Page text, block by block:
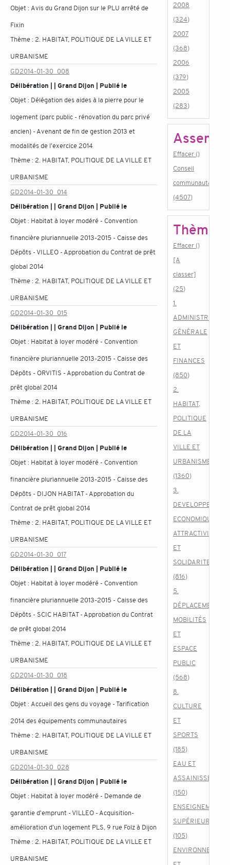
Objet : Avis du Grand Dijon sur le PLU arrêté de
Fixin
Thème : 2. HABITAT, POLITIQUE DE LA VILLE ET
URBANISME
GD2014-01-30_008
Délibération | | Grand Dijon | Publié le
Objet : Délégation des aides à la pierre pour le
logement (parc public - rénovation du parc privé
ancien) - Avenant de fin de gestion 2013 et
modalités de l'exercice 2014
Thème : 2. HABITAT, POLITIQUE DE LA VILLE ET
URBANISME
GD2014-01-30_014
Délibération | | Grand Dijon | Publié le
Objet : Habitat à loyer modéré - Convention
financière pluriannuelle 2013-2015 - Caisse des
Dépôts - VILLEO - Approbation du Contrat de prêt
global 2014
Thème : 2. HABITAT, POLITIQUE DE LA VILLE ET
URBANISME
GD2014-01-30_015
Délibération | | Grand Dijon | Publié le
Objet : Habitat à loyer modéré - Convention
financière pluriannuelle 2013-2015 - Caisse des
Dépôts - ORVITIS - Approbation du Contrat de
prêt global 2014
Thème : 2. HABITAT, POLITIQUE DE LA VILLE ET
URBANISME
GD2014-01-30_016
Délibération | | Grand Dijon | Publié le
Objet : Habitat à loyer modéré - Convention
financière pluriannuelle 2013-2015 - Caisse des
Dépôts - DIJON HABITAT - Approbation du
Contrat de prêt global 2014
Thème : 2. HABITAT, POLITIQUE DE LA VILLE ET
URBANISME
GD2014-01-30_017
Délibération | | Grand Dijon | Publié le
Objet : Habitat à loyer modéré - Convention
financière pluriannuelle 2013-2015 - Caisse des
Dépôts - SCIC HABITAT - Approbation du Contrat
de prêt global 2014
Thème : 2. HABITAT, POLITIQUE DE LA VILLE ET
URBANISME
GD2014-01-30_018
Délibération | | Grand Dijon | Publié le
Objet : Accueil des gens du voyage - Tarification
2014 des équipements communautaires
Thème : 2. HABITAT, POLITIQUE DE LA VILLE ET
URBANISME
GD2014-01-30_028
Délibération | | Grand Dijon | Publié le
Objet : Habitat à loyer modéré - Demande de
garantie d'emprunt - VILLEO - Acquisition-
amélioration d'un logement PLS, 9 rue Folz à Dijon
Thème : 2. HABITAT, POLITIQUE DE LA VILLE ET
URBANISME
2008
(324)
2007
(368)
2006
(379)
2005
(283)
Effacer ()
Conseil
communautaire
(4507)
Thème
Effacer ()
[A
classer]
(25)
1.
ADMINISTRATION
GÉNÉRALE
ET
FINANCES
(850)
2.
HABITAT,
POLITIQUE
DE LA
VILLE ET
URBANISME
(1360)
3.
DEVELOPPEMENT
ECONOMIQUE,
ATTRACTIVITE
ET
SOLIDARITES
(816)
5.
DÉPLACEMENTS,
MOBILITÉS
ET
ESPACE
PUBLIC
(568)
8.
CULTURE
ET
SPORTS
(185)
EAU ET
ASSAINISSEMENT
(150)
ENSEIGNEMENT
SUPÉRIEUR
(105)
ENVIRONNEMENT